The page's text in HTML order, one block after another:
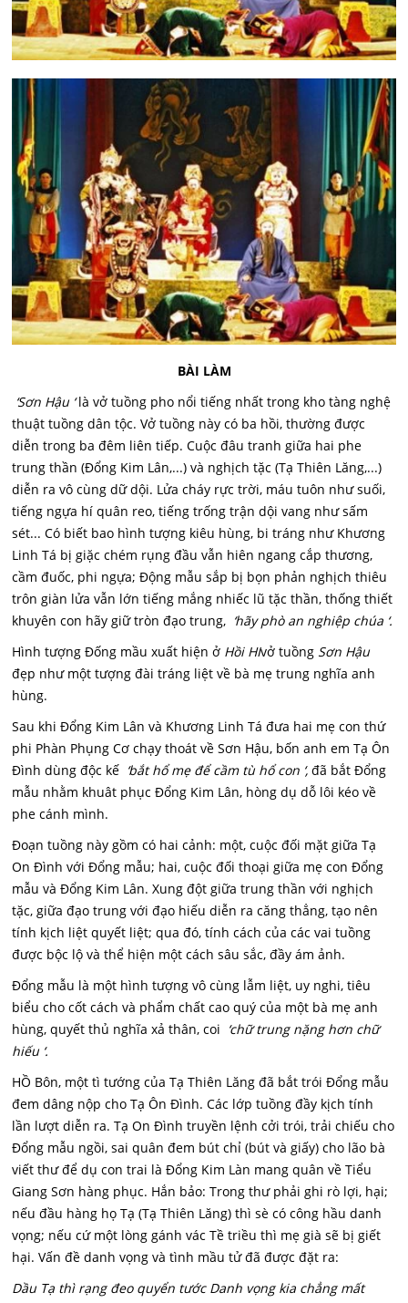
BÀI LÀM
‘Sơn Hậu ‘là vở tuồng pho nổi tiếng nhất trong kho tàng nghệ
thuật tuồng dân tộc. Vở tuồng này có ba hồi, thường được
diễn trong ba đêm liên tiếp. Cuộc đâu tranh giữa hai phe
trung thần (Đổng Kim Lân,...) và nghịch tặc (Tạ Thiên Lăng,...)
diễn ra vô cùng dữ dội. Lửa cháy rực trời, máu tuôn như suối,
tiếng ngựa hí quân reo, tiếng trống trận dội vang như sấm
sét... Có biết bao hình tượng kiêu hùng, bi tráng như Khương
Linh Tá bị giặc chém rụng đầu vẫn hiên ngang cắp thương,
cầm đuốc, phi ngựa; Động mẫu sắp bị bọn phản nghịch thiêu
trôn giàn lửa vẫn lớn tiếng mắng nhiếc lũ tặc thần, thống thiết
khuyên con hãy giữ tròn đạo trung, ‘hãy phò an nghiệp chúa ‘.
Hình tượng Đống mầu xuất hiện ở Hồi HIvở tuồng Sơn Hậu
đẹp như một tượng đài tráng liệt về bà mẹ trung nghĩa anh
hùng.
Sau khi Đổng Kim Lân và Khương Linh Tá đưa hai mẹ con thứ
phi Phàn Phụng Cơ chạy thoát về Sơn Hậu, bốn anh em Tạ Ôn
Đình dùng độc kế ‘bắt hổ mẹ để cầm tù hổ con ‘, đã bắt Đổng
mẫu nhằm khuât phục Đổng Kim Lân, hòng dụ dỗ lôi kéo về
phe cánh mình.
Đoạn tuồng này gồm có hai cảnh: một, cuộc đối mặt giữa Tạ
On Đình với Đổng mẫu; hai, cuộc đối thoại giữa mẹ con Đổng
mẫu và Đổng Kim Lân. Xung đột giữa trung thần với nghịch
tặc, giữa đạo trung với đạo hiếu diễn ra căng thẳng, tạo nên
tính kịch liệt quyết liệt; qua đó, tính cách của các vai tuồng
được bộc lộ và thể hiện một cách sâu sắc, đầy ám ảnh.
Đổng mẫu là một hình tượng vô cùng lẫm liệt, uy nghi, tiêu
biểu cho cốt cách và phẩm chất cao quý của một bà mẹ anh
hùng, quyết thủ nghĩa xả thân, coi ‘chữ trung nặng hơn chữ
hiếu ‘.
HỒ Bôn, một tì tướng của Tạ Thiên Lăng đã bắt trói Đổng mẫu
đem dâng nộp cho Tạ Ôn Đình. Các lớp tuồng đầy kịch tính
lần lượt diễn ra. Tạ On Đình truyền lệnh cởi trói, trải chiếu cho
Đổng mẫu ngồi, sai quân đem bút chỉ (bút và giấy) cho lão bà
viết thư để dụ con trai là Đổng Kim Làn mang quân về Tiểu
Giang Sơn hàng phục. Hắn bảo: Trong thư phải ghi rò lợi, hại;
nếu đầu hàng họ Tạ (Tạ Thiên Lăng) thì sè có công hầu danh
vọng; nếu cứ một lòng gánh vác Tề triều thì mẹ già sẽ bị giết
hại. Vấn đề danh vọng và tình mầu tử đã được đặt ra:
Dầu Tạ thì rạng đeo quyển tước Danh vọng kia chẳng mất